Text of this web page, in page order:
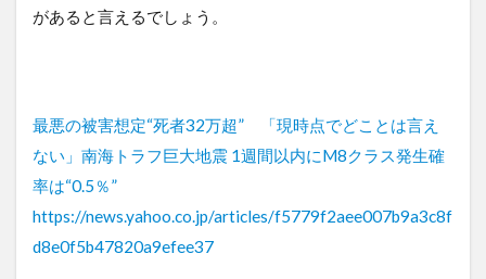
があると言えるでしょう。
最悪の被害想定“死者32万超” 「現時点でどことは言え
ない」南海トラフ巨大地震 1週間以内にM8クラス発生確
率は“0.5％”
https://news.yahoo.co.jp/articles/f5779f2aee007b9a3c8f
d8e0f5b47820a9efee37